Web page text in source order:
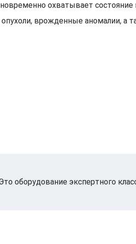
охватывает состояние
врожденные аномалии, а
оборудование экспертного